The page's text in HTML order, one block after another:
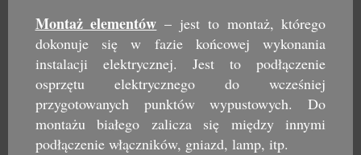
Montaż elementów – jest to montaż, którego
dokonuje się w fazie końcowej wykonania
instalacji elektrycznej. Jest to podłączenie
osprzętu elektrycznego do wcześniej
przygotowanych punktów wypustowych. Do
montażu białego zalicza się między innymi
podłączenie włączników, gniazd, lamp, itp.